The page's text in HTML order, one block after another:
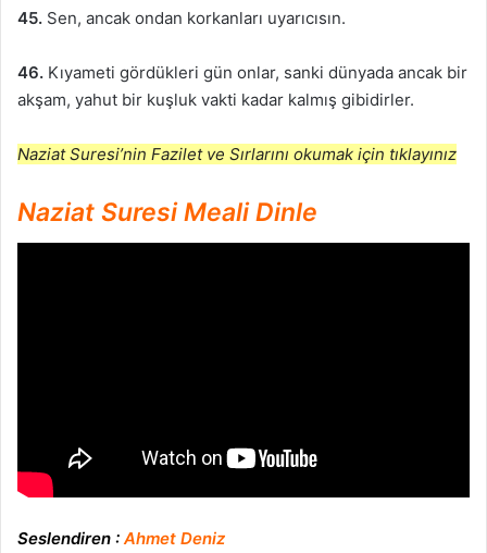
45. Sen, ancak ondan korkanları uyarıcısın.
46. Kıyameti gördükleri gün onlar, sanki dünyada ancak bir
akşam, yahut bir kuşluk vakti kadar kalmış gibidirler.
Naziat Suresi’nin Fazilet ve Sırlarını okumak için tıklayınız
Naziat Suresi Meali Dinle
Seslendiren :Ahmet Deniz